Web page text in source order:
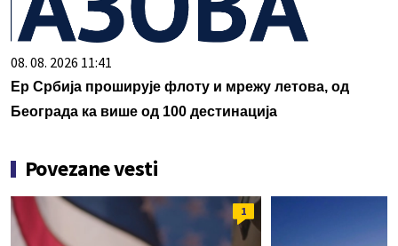
08. 08. 2026 11:41
Ер Србија проширује флоту и мрежу летова, од
Београда ка више од 100 дестинација
Povezane vesti
1